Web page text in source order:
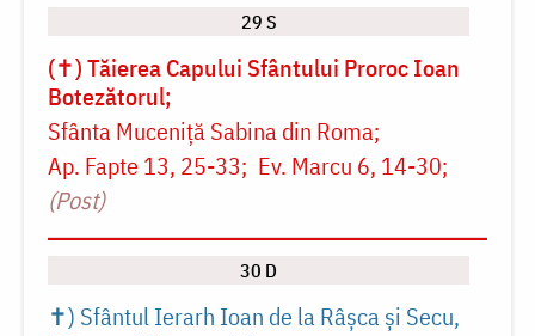
29 S
(✝) Tăierea Capului Sfântului Proroc Ioan
Botezătorul
Sfânta Muceniță Sabina din Roma
Ap. Fapte 13, 25-33 Ev. Marcu 6, 14-30
(Post)
30 D
✝) Sfântul Ierarh Ioan de la Râșca și Secu,